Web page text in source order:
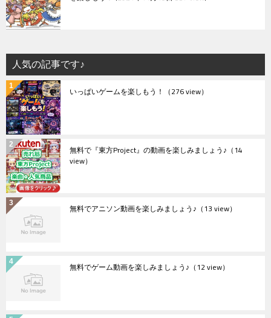
人気の記事です♪
いっぱいゲームを楽しもう！ （276 view）
無料で『東方Project』の動画を楽しみましょう♪ （14
view）
無料でアニソン動画を楽しみましょう♪ （13 view）
無料でゲーム動画を楽しみましょう♪ （12 view）